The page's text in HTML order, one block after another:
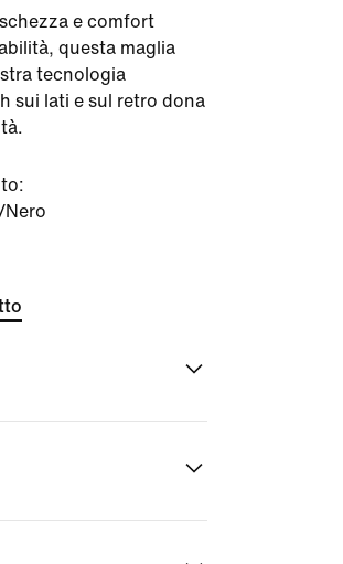
e comfort
questa maglia
tecnologia
sui lati e sul retro dona